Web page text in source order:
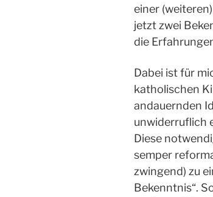
einer
jetzt zwei
die
Dabei ist für
katholischen
andauernden
unwiderruflich
Diese
semper
zwingend) zu
Bekenntnis“.